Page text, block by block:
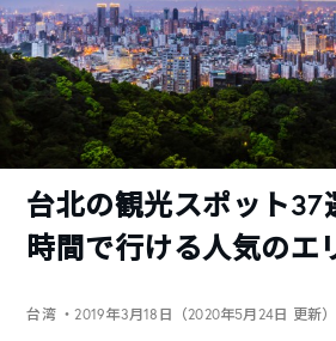
台北の観光スポット37
時間で行ける人気のエ
台湾 ・2019年3月18日（2020年5月24日 更新）